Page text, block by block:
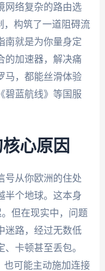
网络复杂的路由选
，构筑了一道阻碍流
南就是为你量身定
的加速器，解决痛
马，都能丝滑体验
碧蓝航线》等国服
心原因
号从你欧洲的住处
半个地球。这本身
但在现实中，问题
迷路，经过无数低
卡顿甚至丢包。
也可能主动施加连接